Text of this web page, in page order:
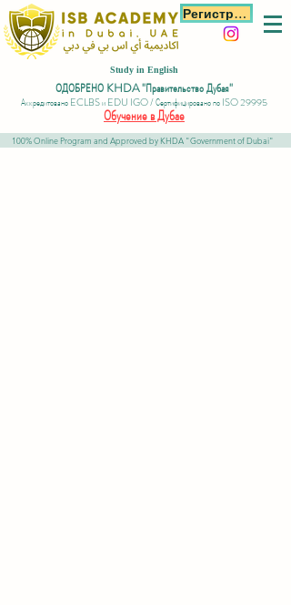
Регистрация
Study in English
ОДОБРЕНО KHDA "Правительство Дубая"
Аккредитовано ECLBS и EDU IGO / Сертифицировано по ISO 29995
Обучение в Дубае
100% Online Program and Approved by KHDA "Government of Dubai"